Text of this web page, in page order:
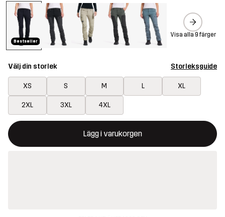
Bestseller
Visa alla 9 färger
Välj din storlek Storleksguide
XS S M L XL
2XL 3XL 4XL
Lägg i varukorgen
Denna knapp kommer att öppna en modal som bekräftar en ny
{{size}} inte tillgänglig